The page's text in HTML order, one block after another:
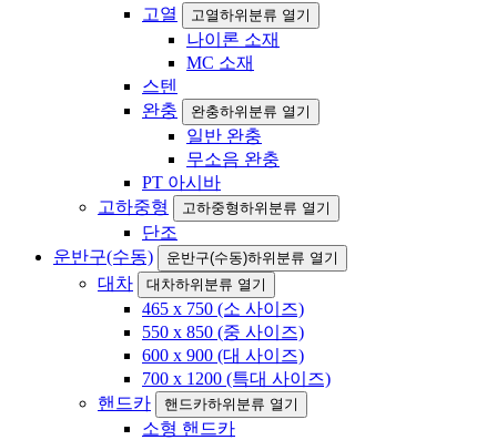
고열
고열하위분류 열기
나이론 소재
MC 소재
스텐
완충
완충하위분류 열기
일반 완충
무소음 완충
PT 아시바
고하중형
고하중형하위분류 열기
단조
운반구(수동)
운반구(수동)하위분류 열기
대차 대차하위분류 열기
465 x 750 (소 사이즈)
550 x 850 (중 사이즈)
600 x 900 (대 사이즈)
700 x 1200 (특대 사이즈)
핸드카
핸드카하위분류 열기
소형 핸드카